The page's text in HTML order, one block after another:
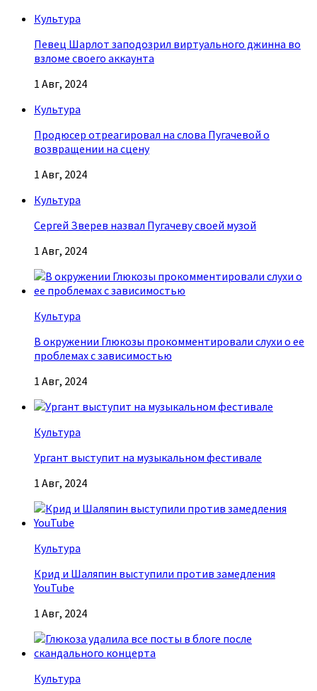
Культура
Певец Шарлот заподозрил виртуального джинна во
взломе своего аккаунта
1 Авг, 2024
Культура
Продюсер отреагировал на слова Пугачевой о
возвращении на сцену
1 Авг, 2024
Культура
Сергей Зверев назвал Пугачеву своей музой
1 Авг, 2024
Культура
В окружении Глюкозы прокомментировали слухи о ее
проблемах с зависимостью
1 Авг, 2024
Культура
Ургант выступит на музыкальном фестивале
1 Авг, 2024
Культура
Крид и Шаляпин выступили против замедления
YouTube
1 Авг, 2024
Культура